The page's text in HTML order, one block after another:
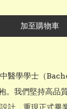
加至購物車
中醫學學士（
我們堅持高品